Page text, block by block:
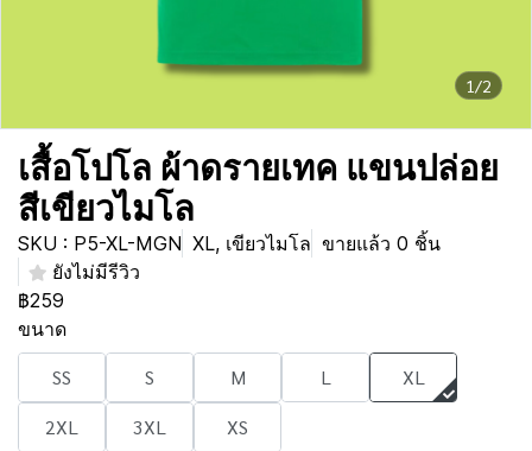
1/2
เสื้อโปโล ผ้าดรายเทค แขนปล่อย
สีเขียวไมโล
SKU : P5-XL-MGN XL, เขียวไมโล ขายแล้ว 0 ชิ้น
ยังไม่มีรีวิว
฿259
ขนาด
SS S M L
XL
2XL
3XL XS